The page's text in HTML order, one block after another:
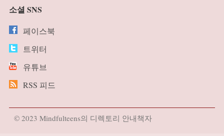
소셜 SNS
페이스북
트위터
유튜브
RSS 피드
© 2023 Mindfulteens의 디렉토리 안내책자